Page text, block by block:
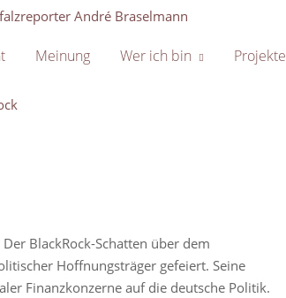
Meinung Wer ich bin Projekte
BlackRock-Schatten über dem
Hoffnungsträger gefeiert. Seine
Finanzkonzerne auf die deutsche Politik.